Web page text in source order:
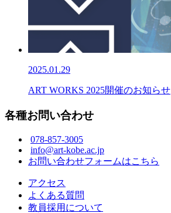
2025.01.29
ART WORKS 2025開催のお知らせ
各種お問い合わせ
078-857-3005
info@art-kobe.ac.jp
お問い合わせフォームはこちら
アクセス
よくある質問
教員採用について